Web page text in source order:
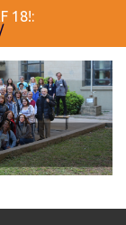
18!: